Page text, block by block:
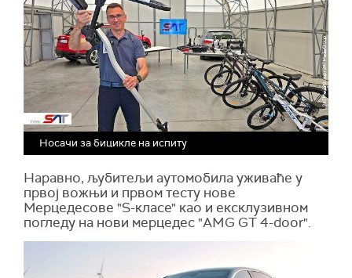
Носачи за бицикле на испиту
Наравно, љубитељи аутомобила уживаће у
првој вожњи и првом тесту нове
Мерцедесове "S-класе" као и ексклузивном
погледу на нови мерцедес "AMG GT 4-door".